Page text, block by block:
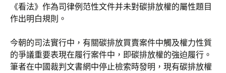
《看法》作為司律例范性文件并未對碳排放權的屬性題目
作出明白規則。
今朝的司法實行中，有關碳排放買賣案件中觸及權力性質
的爭議重要表現在履行案件中，即碳排放權的強迫履行。
筆者在中國裁判文書網中停止檢索時發明，現有碳排放權